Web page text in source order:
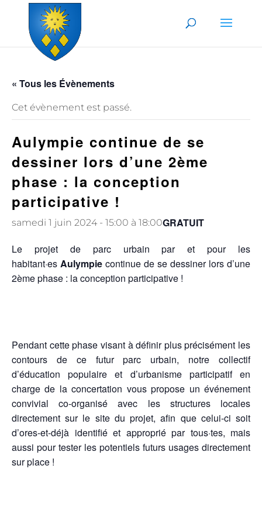
Skip to content
« Tous les Évènements
Cet évènement est passé.
Aulympie continue de se
dessiner lors d’une 2ème
phase : la conception
participative !
samedi 1 juin 2024 - 15:00 à 18:00GRATUIT
Le projet de parc urbain par et pour les
habitant·es Aulympie continue de se dessiner lors d’une
2ème phase : la conception participative !
Pendant cette phase visant à définir plus précisément les
contours de ce futur parc urbain, notre collectif
d’éducation populaire et d’urbanisme participatif en
charge de la concertation vous propose un événement
convivial co-organisé avec les structures locales
directement sur le site du projet, afin que celui-ci soit
d’ores-et-déjà identifié et approprié par tous·tes, mais
aussi pour tester les potentiels futurs usages directement
sur place !